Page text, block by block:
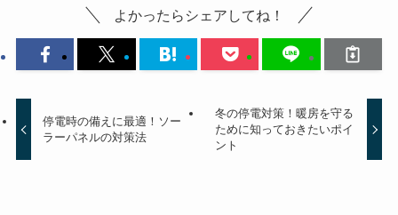
よかったらシェアしてね！
停電時の備えに最適！ソー
ラーパネルの対策法
冬の停電対策！暖房を守る
ために知っておきたいポイ
ント